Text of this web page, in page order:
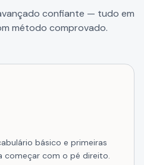
confiante — tudo em
método comprovado.
básico e primeiras
começar com o pé direito.